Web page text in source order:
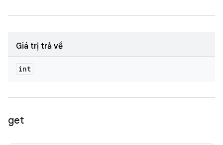
Giá trị trả về
int
get